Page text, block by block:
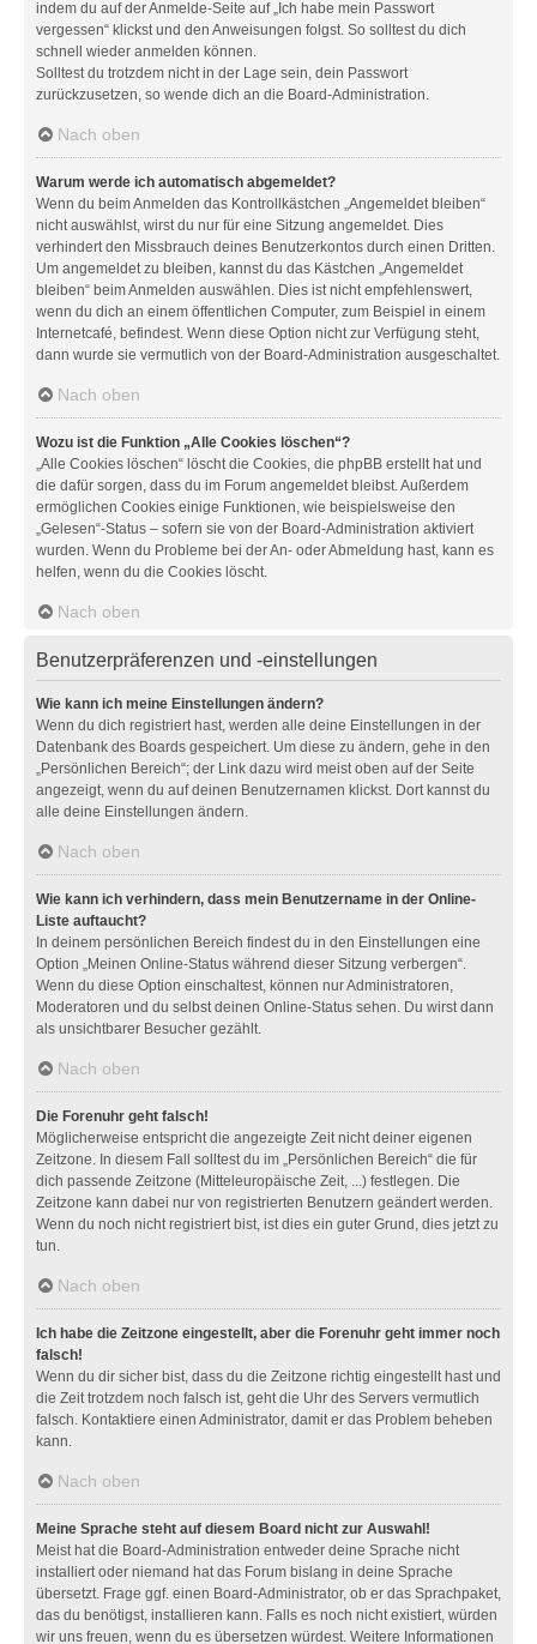
indem du auf der Anmelde-Seite auf „Ich habe mein Passwort
vergessen“ klickst und den Anweisungen folgst. So solltest du dich
schnell wieder anmelden können.
Solltest du trotzdem nicht in der Lage sein, dein Passwort
zurückzusetzen, so wende dich an die Board-Administration.
Nach oben
Warum werde ich automatisch abgemeldet?
Wenn du beim Anmelden das Kontrollkästchen „Angemeldet bleiben“
nicht auswählst, wirst du nur für eine Sitzung angemeldet. Dies
verhindert den Missbrauch deines Benutzerkontos durch einen Dritten.
Um angemeldet zu bleiben, kannst du das Kästchen „Angemeldet
bleiben“ beim Anmelden auswählen. Dies ist nicht empfehlenswert,
wenn du dich an einem öffentlichen Computer, zum Beispiel in einem
Internetcafé, befindest. Wenn diese Option nicht zur Verfügung steht,
dann wurde sie vermutlich von der Board-Administration ausgeschaltet.
Nach oben
Wozu ist die Funktion „Alle Cookies löschen“?
„Alle Cookies löschen“ löscht die Cookies, die phpBB erstellt hat und
die dafür sorgen, dass du im Forum angemeldet bleibst. Außerdem
ermöglichen Cookies einige Funktionen, wie beispielsweise den
„Gelesen“-Status – sofern sie von der Board-Administration aktiviert
wurden. Wenn du Probleme bei der An- oder Abmeldung hast, kann es
helfen, wenn du die Cookies löscht.
Nach oben
Benutzerpräferenzen und -einstellungen
Wie kann ich meine Einstellungen ändern?
Wenn du dich registriert hast, werden alle deine Einstellungen in der
Datenbank des Boards gespeichert. Um diese zu ändern, gehe in den
„Persönlichen Bereich“; der Link dazu wird meist oben auf der Seite
angezeigt, wenn du auf deinen Benutzernamen klickst. Dort kannst du
alle deine Einstellungen ändern.
Nach oben
Wie kann ich verhindern, dass mein Benutzername in der Online-
Liste auftaucht?
In deinem persönlichen Bereich findest du in den Einstellungen eine
Option „Meinen Online-Status während dieser Sitzung verbergen“.
Wenn du diese Option einschaltest, können nur Administratoren,
Moderatoren und du selbst deinen Online-Status sehen. Du wirst dann
als unsichtbarer Besucher gezählt.
Nach oben
Die Forenuhr geht falsch!
Möglicherweise entspricht die angezeigte Zeit nicht deiner eigenen
Zeitzone. In diesem Fall solltest du im „Persönlichen Bereich“ die für
dich passende Zeitzone (Mitteleuropäische Zeit, ...) festlegen. Die
Zeitzone kann dabei nur von registrierten Benutzern geändert werden.
Wenn du noch nicht registriert bist, ist dies ein guter Grund, dies jetzt zu
tun.
Nach oben
Ich habe die Zeitzone eingestellt, aber die Forenuhr geht immer noch
falsch!
Wenn du dir sicher bist, dass du die Zeitzone richtig eingestellt hast und
die Zeit trotzdem noch falsch ist, geht die Uhr des Servers vermutlich
falsch. Kontaktiere einen Administrator, damit er das Problem beheben
kann.
Nach oben
Meine Sprache steht auf diesem Board nicht zur Auswahl!
Meist hat die Board-Administration entweder deine Sprache nicht
installiert oder niemand hat das Forum bislang in deine Sprache
übersetzt. Frage ggf. einen Board-Administrator, ob er das Sprachpaket,
das du benötigst, installieren kann. Falls es noch nicht existiert, würden
wir uns freuen, wenn du es übersetzen würdest. Weitere Informationen